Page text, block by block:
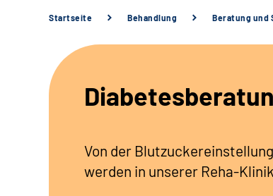
Startseite Behandlung Beratung und
Von der
werden in unserer Reha-